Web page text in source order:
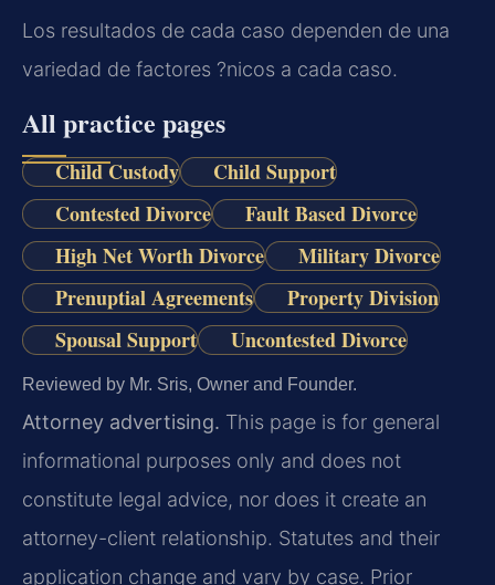
Los resultados de cada caso dependen de una
variedad de factores ?nicos a cada caso.
All practice pages
Child Custody
Child Support
Contested Divorce
Fault Based Divorce
High Net Worth Divorce
Military Divorce
Prenuptial Agreements
Property Division
Spousal Support
Uncontested Divorce
Reviewed by Mr. Sris, Owner and Founder.
Attorney advertising. This page is for general
informational purposes only and does not
constitute legal advice, nor does it create an
attorney-client relationship. Statutes and their
application change and vary by case. Prior